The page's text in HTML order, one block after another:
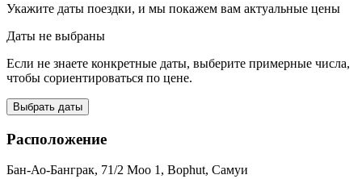
Укажите даты поездки, и мы покажем вам актуальные цены
Даты не выбраны
Если не знаете конкретные даты, выберите примерные числа,
чтобы сориентироваться по цене.
Выбрать даты
Расположение
Бан-Ао-Банграк, 71/2 Moo 1, Bophut, Самуи